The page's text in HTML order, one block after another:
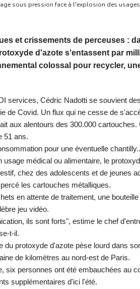
sous pression face à l'explosion des
et crissements de perceuses :
d'azote s'entassent par
colossal pour recycler,
services, Cédric Nadotti se souvient
de Covid. Un flux qui ne cesse de
aux alentours des 300.000
51 ans.
pour une éventuelle
usage médical ou alimentaire, le
chez des adolescents et de jeunes
les cartouches métalliques.
en attente de traitement, une
jeu vidéo.
ils sont forts", estime le chef
t-il.
du protoxyde d'azote pèse lourd dans
de kilomètres au nord-est de Paris.
six personnes ont été embauchées au
supplémentaires d'ici l'été.